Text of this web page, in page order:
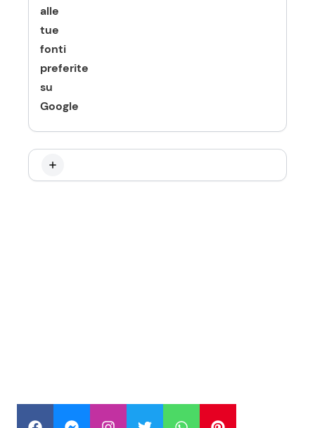
alle
tue
fonti
preferite
su
Google